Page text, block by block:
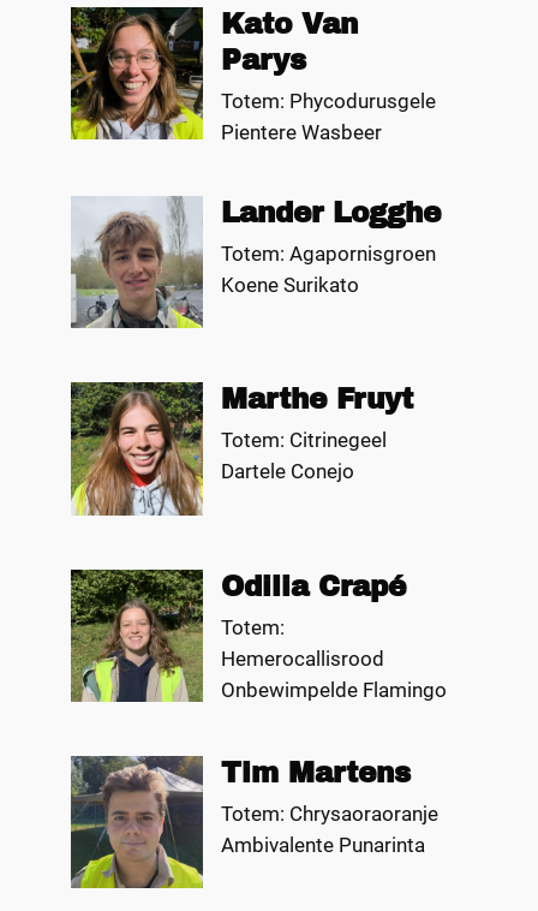
Kato Van
Parys
Totem: Phycodurusgele
Pientere Wasbeer
Lander Logghe
Totem: Agapornisgroen
Koene Surikato
Marthe Fruyt
Totem: Citrinegeel
Dartele Conejo
Odilia Crapé
Totem:
Hemerocallisrood
Onbewimpelde Flamingo
Tim Martens
Totem: Chrysaoraoranje
Ambivalente Punarinta